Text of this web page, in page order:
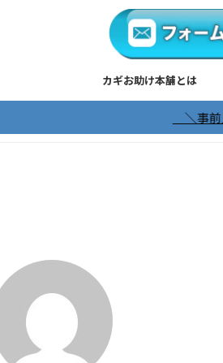
カギお助け本舗とは
＼事前見積もり無